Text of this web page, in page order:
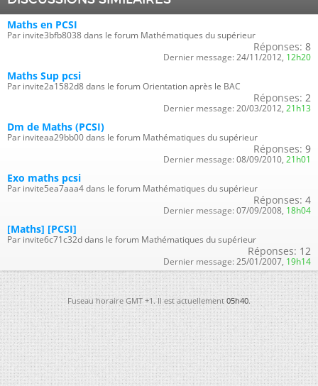
Maths en PCSI
Par invite3bfb8038 dans le forum Mathématiques du supérieur
Réponses: 8
Dernier message: 24/11/2012, 12h20
Maths Sup pcsi
Par invite2a1582d8 dans le forum Orientation après le BAC
Réponses: 2
Dernier message: 20/03/2012, 21h13
Dm de Maths (PCSI)
Par inviteaa29bb00 dans le forum Mathématiques du supérieur
Réponses: 9
Dernier message: 08/09/2010, 21h01
Exo maths pcsi
Par invite5ea7aaa4 dans le forum Mathématiques du supérieur
Réponses: 4
Dernier message: 07/09/2008, 18h04
[Maths] [PCSI]
Par invite6c71c32d dans le forum Mathématiques du supérieur
Réponses: 12
Dernier message: 25/01/2007, 19h14
Fuseau horaire GMT +1. Il est actuellement05h40.